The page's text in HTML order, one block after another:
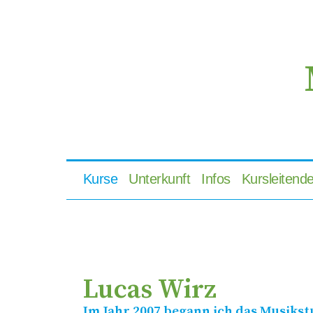
Kurse Unterkunft Infos
Lucas Wirz